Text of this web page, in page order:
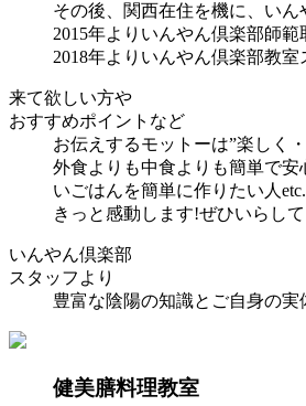
その後、関西在住を機に、いん
2015年よりいんやん倶楽部師範
2018年よりいんやん倶楽部教室
来て欲しい方や
おすすめポイントなど
お伝えするモットーは”楽しく
外食よりも中食よりも簡単で
いごはんを簡単に作りたい人etc.
きっと感動します!ぜひいらして
いんやん倶楽部
スタッフより
豊富な陰陽の知識とご自身の実
健美膳料理教室